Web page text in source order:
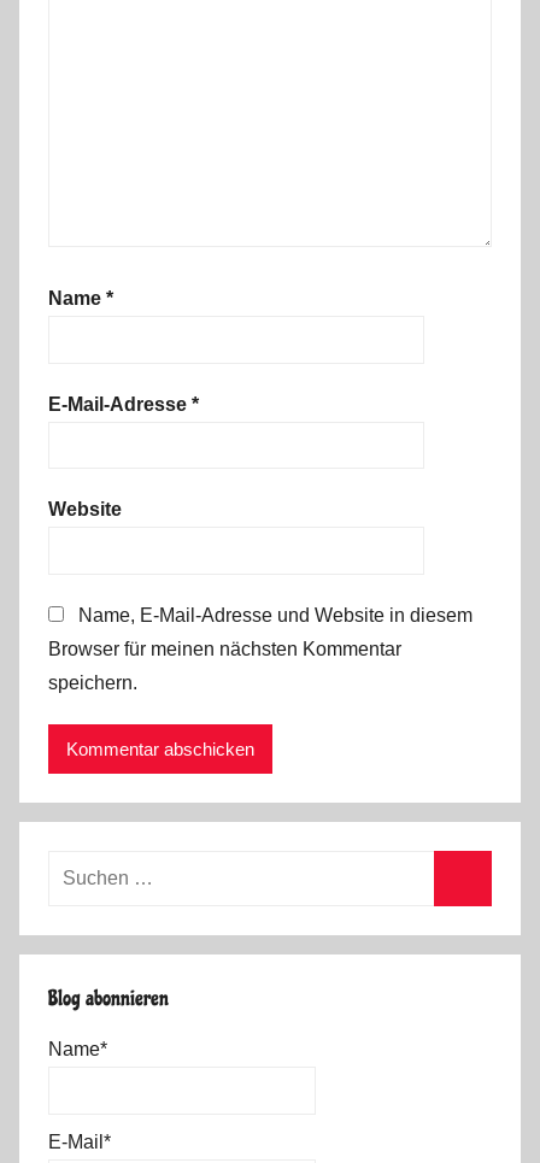
Name *
E-Mail-Adresse *
Website
Name, E-Mail-Adresse und Website in diesem
Browser für meinen nächsten Kommentar
speichern.
Suchen
Blog abonnieren
Name*
E-Mail*